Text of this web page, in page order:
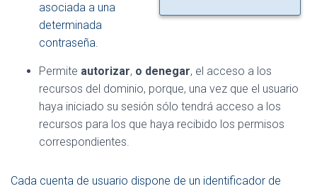
asociada a una
determinada
contraseña.
Permite autorizar, o denegar, el acceso a los
recursos del dominio, porque, una vez que el usuario
haya iniciado su sesión sólo tendrá acceso a los
recursos para los que haya recibido los permisos
correspondientes.
Cada cuenta de usuario dispone de un identificador de